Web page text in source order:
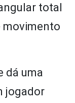
total
movimento
dá uma
jogador